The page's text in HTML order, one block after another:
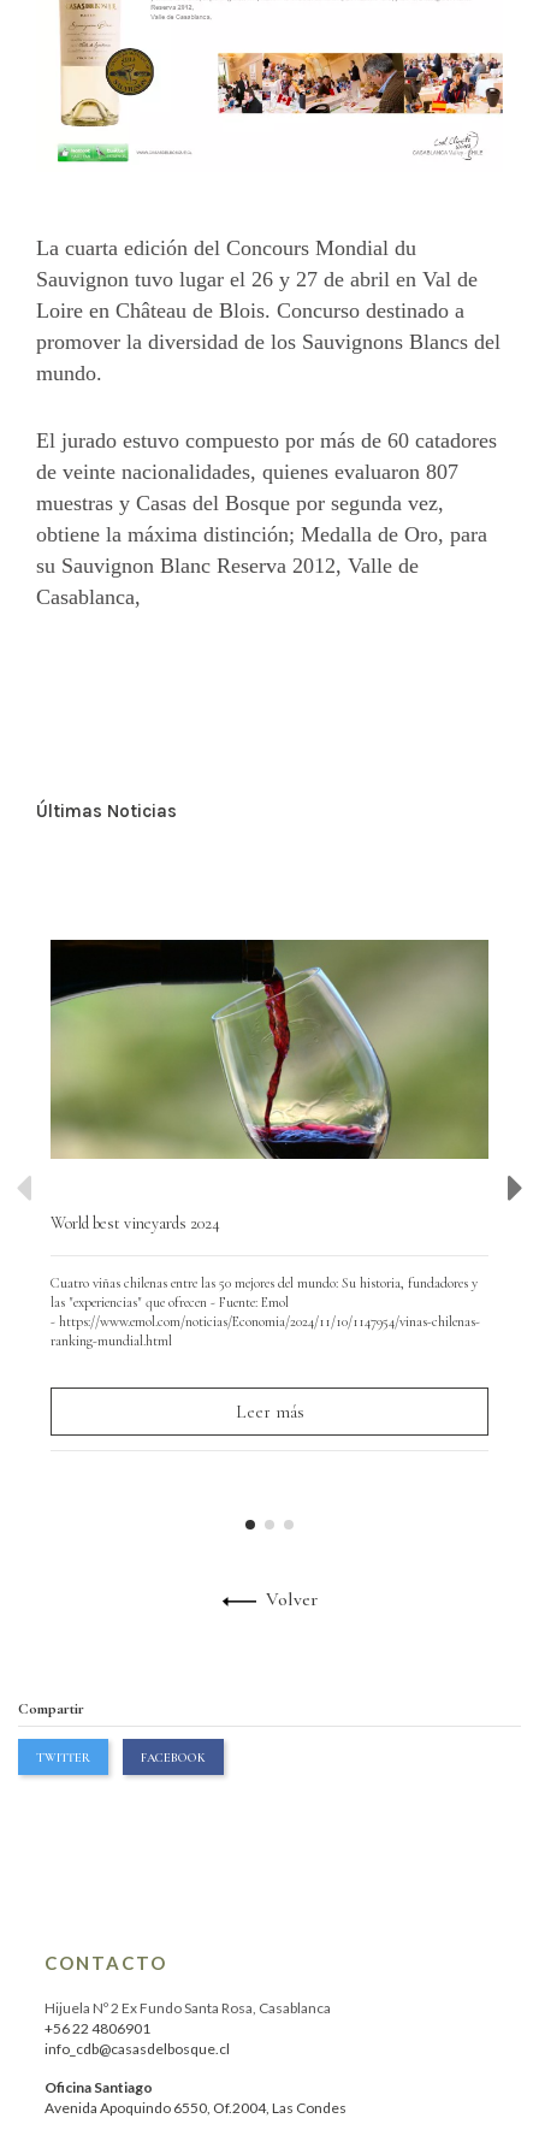
La cuarta edición del Concours Mondial du
Sauvignon tuvo lugar el 26 y 27 de abril en Val de
Loire en Château de Blois. Concurso destinado a
promover la diversidad de los Sauvignons Blancs del
mundo.
El jurado estuvo compuesto por más de 60 catadores
de veinte nacionalidades, quienes evaluaron 807
muestras y Casas del Bosque por segunda vez,
obtiene la máxima distinción; Medalla de Oro, para
su Sauvignon Blanc Reserva 2012, Valle de
Casablanca,
Últimas Noticias
World best vineyards 2024
Cuatro viñas chilenas entre las 50 mejores del mundo: Su historia, fundadores y
las "experiencias" que ofrecen - Fuente: Emol
- https://www.emol.com/noticias/Economia/2024/11/10/1147954/vinas-chilenas-
ranking-mundial.html
Leer más
Volver
Compartir
TWITTER FACEBOOK
CONTACTO
Hijuela Nº 2 Ex Fundo Santa Rosa, Casablanca
+56 22 4806901
info_cdb@casasdelbosque.cl
Oficina Santiago
Avenida Apoquindo 6550, Of.2004, Las Condes